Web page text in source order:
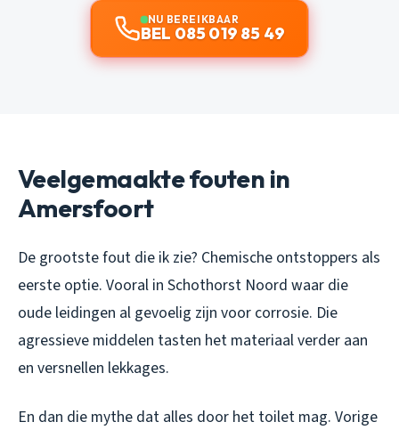
NU BEREIKBAAR
BEL 085 019 85 49
Veelgemaakte fouten in
Amersfoort
De grootste fout die ik zie? Chemische ontstoppers als
eerste optie. Vooral in Schothorst Noord waar die
oude leidingen al gevoelig zijn voor corrosie. Die
agressieve middelen tasten het materiaal verder aan
en versnellen lekkages.
En dan die mythe dat alles door het toilet mag. Vorige